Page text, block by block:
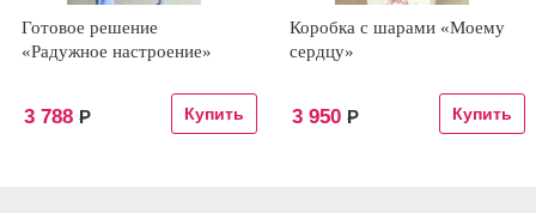
Готовое решение
«Радужное настроение»
3 788 Р
Коробка с шарами «Моему
сердцу»
3 950 Р